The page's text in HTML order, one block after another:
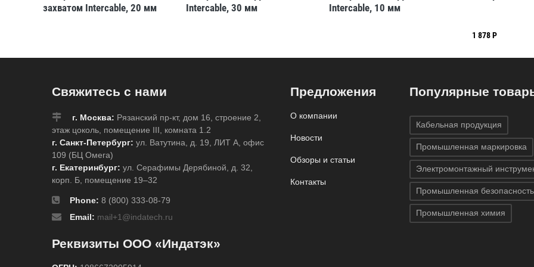
захватом Intercable, 20 мм
Intercable, 30 мм
Intercable, 10 мм
1 878 Р
Свяжитесь с нами
г. Москва: Рязанский пр-кт, дом 16, строение 2,
этаж цоколь, помещение III, комната 1.2
г. Санкт-Петербург: ул. Ватутина, д. 19, ЛИТ А, офис
109 (БЦ Омега)
г. Екатеринбург: ул. Серафимы Дерябиной, д. 32,
корп. Б, помещение 19–32
Phone: 8 (800) 333-08-79
Email: mail+1@indatech.ru
Реквизиты ООО «Индатэк»
Предложения
О компании
Новости
Обзоры и статьи
Контакты
Популярные
Кабельная продукция
Промышленная маркировка
Электромонтажный
Промышленная безопасность
Промышленная химия